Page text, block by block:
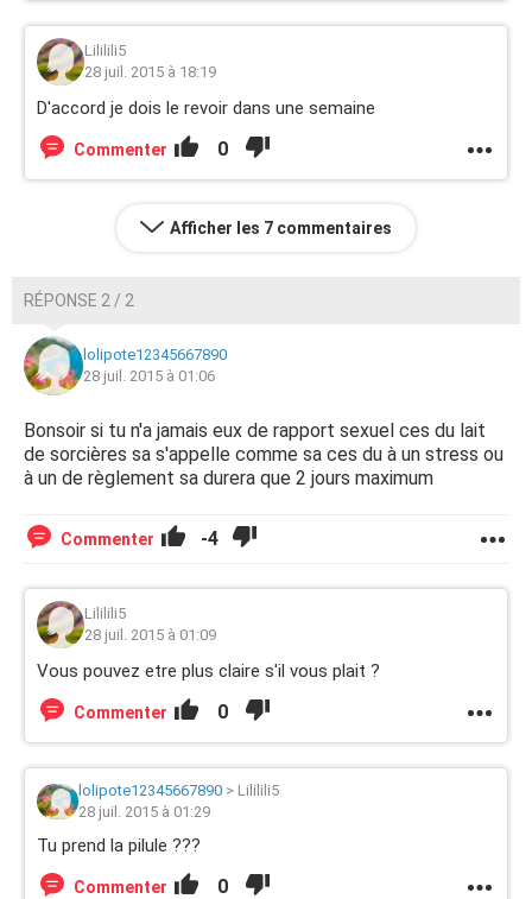
Lililili5
28 juil. 2015 à 18:19
D'accord je dois le revoir dans une semaine
Commenter 0
Afficher les 7 commentaires
RÉPONSE 2 / 2
lolipote12345667890
28 juil. 2015 à 01:06
Bonsoir si tu n'a jamais eux de rapport sexuel ces du lait
de sorcières sa s'appelle comme sa ces du à un stress ou
à un de règlement sa durera que 2 jours maximum
Commenter -4
Lililili5
28 juil. 2015 à 01:09
Vous pouvez etre plus claire s'il vous plait ?
Commenter 0
lolipote12345667890 > Lililili5
28 juil. 2015 à 01:29
Tu prend la pilule ???
Commenter 0